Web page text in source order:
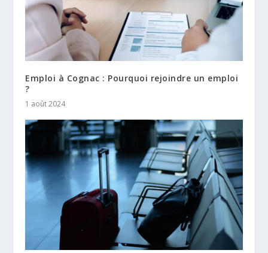
Emploi à Cognac : Pourquoi rejoindre un emploi
?
1 août 2024